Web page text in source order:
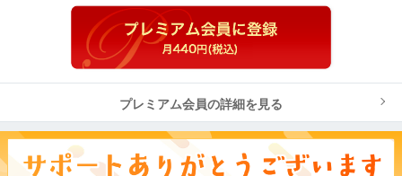
プレミアム会員の詳細を見る